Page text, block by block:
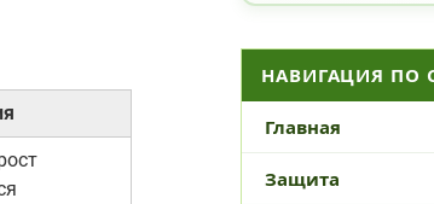
НАВИГАЦИЯ ПО
Главная
Защита